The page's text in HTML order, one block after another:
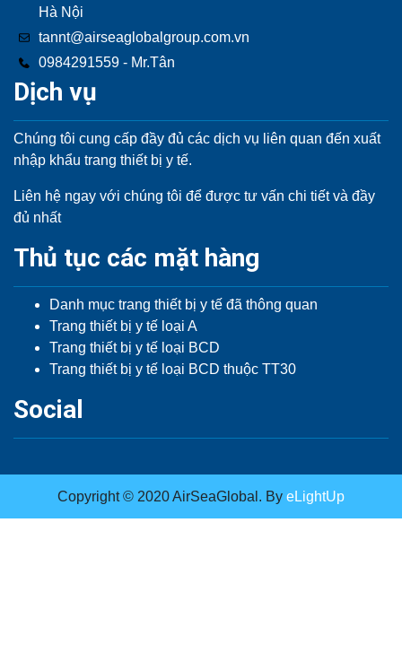
Hà Nội
tannt@airseaglobalgroup.com.vn
0984291559 - Mr.Tân
Dịch vụ
Chúng tôi cung cấp đầy đủ các dịch vụ liên quan đến xuất
nhập khẩu trang thiết bị y tế.
Liên hệ ngay với chúng tôi để được tư vấn chi tiết và đầy
đủ nhất
Thủ tục các mặt hàng
Danh mục trang thiết bị y tế đã thông quan
Trang thiết bị y tế loại A
Trang thiết bị y tế loại BCD
Trang thiết bị y tế loại BCD thuộc TT30
Social
Copyright © 2020 AirSeaGlobal. By eLightUp